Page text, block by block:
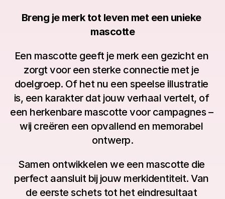
Breng je merk tot leven met een unieke
mascotte
Een mascotte geeft je merk een gezicht en
zorgt voor een sterke connectie met je
doelgroep. Of het nu een speelse illustratie
is, een karakter dat jouw verhaal vertelt, of
een herkenbare mascotte voor campagnes –
wij creëren een opvallend en memorabel
ontwerp.
Samen ontwikkelen we een mascotte die
perfect aansluit bij jouw merkidentiteit. Van
de eerste schets tot het eindresultaat